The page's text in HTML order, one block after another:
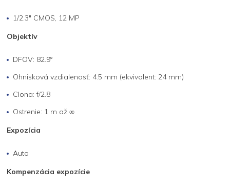
1/2.3" CMOS, 12 MP
Objektív
DFOV: 82.9°
Ohnisková vzdialenosť: 4.5 mm (ekvivalent: 24 mm)
Clona: f/2.8
Ostrenie: 1 m až ∞
Expozícia
Auto
Kompenzácia expozície